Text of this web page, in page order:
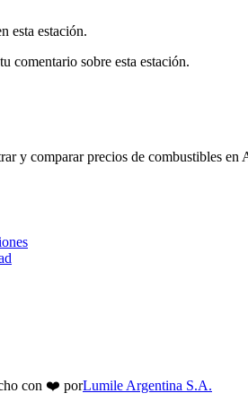
esta estación.
comentario sobre esta estación.
y comparar precios de combustibles en
con ❤️ porLumile Argentina S.A.